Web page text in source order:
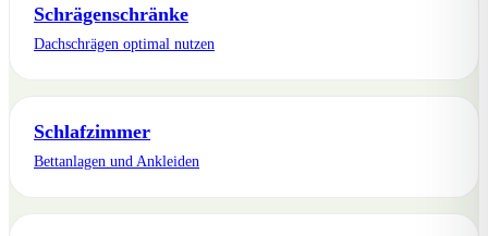
Schrägenschränke
Dachschrägen optimal nutzen
Schlafzimmer
Bettanlagen und Ankleiden